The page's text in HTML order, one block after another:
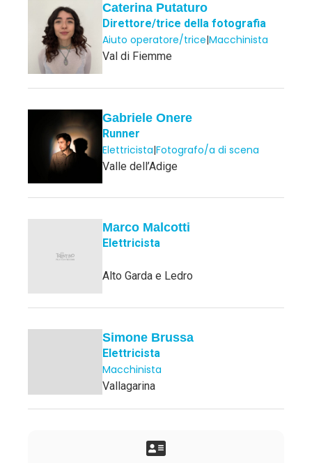
Caterina Putaturo
Direttore/trice della fotografia
Aiuto operatore/trice|Macchinista
Val di Fiemme
Gabriele Onere
Runner
Elettricista|Fotografo/a di scena
Valle dell’Adige
Marco Malcotti
Elettricista
Alto Garda e Ledro
Simone Brussa
Elettricista
Macchinista
Vallagarina